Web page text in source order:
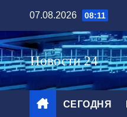
содержимому
07.08.2026 08:11
СЕГОДНЯ